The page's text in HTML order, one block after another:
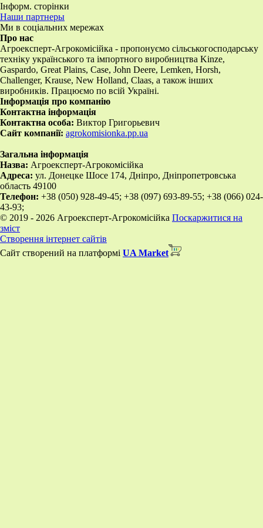
Інформ. сторінки
Наши партнеры
Ми в соціальних мережах
Про нас
Агроексперт-Агрокомісійка - пропонуємо сільськогосподарську
техніку українського та імпортного виробництва Kinze,
Gaspardo, Great Plains, Case, John Deere, Lemken, Horsh,
Challenger, Krause, New Holland, Claas, а також інших
виробників. Працюємо по всій Україні.
Інформація про компанію
Контактна інформація
Контактна особа: Виктор Григорьевич
Сайт компанії: agrokomisionka.pp.ua
Загальна інформація
Назва: Агроексперт-Агрокомісійка
Адреса: ул. Донецке Шосе 174, Дніпро, Дніпропетровська
область 49100
Телефон: +38 (050) 928-49-45; +38 (097) 693-89-55; +38 (066) 024-
43-93;
© 2019 - 2026 Агроексперт-Агрокомісійка Поскаржитися на
зміст
Створення інтернет сайтів
Сайт створений на платформі UA Market